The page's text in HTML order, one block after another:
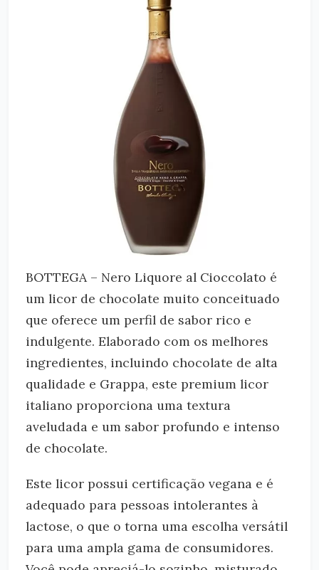
BOTTEGA – Nero Liquore al Cioccolato é
um licor de chocolate muito conceituado
que oferece um perfil de sabor rico e
indulgente. Elaborado com os melhores
ingredientes, incluindo chocolate de alta
qualidade e Grappa, este premium licor
italiano proporciona uma textura
aveludada e um sabor profundo e intenso
de chocolate.
Este licor possui certificação vegana e é
adequado para pessoas intolerantes à
lactose, o que o torna uma escolha versátil
para uma ampla gama de consumidores.